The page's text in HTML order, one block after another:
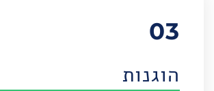
03
הוגנות